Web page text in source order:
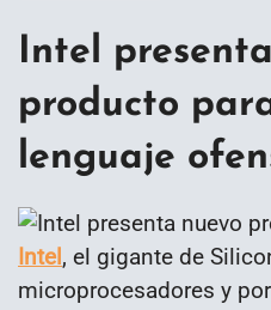
Intel
producto
lenguaje
Intel, el gigante de
microprocesadores y